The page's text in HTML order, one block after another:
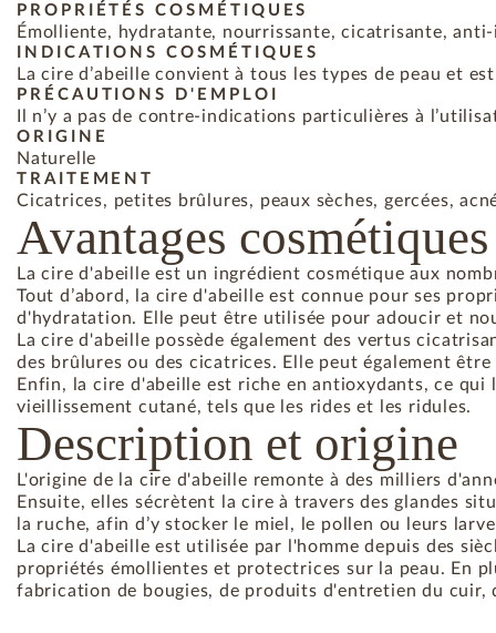
PROPRIÉTÉS COSMÉTIQUES
Émolliente, hydratante, nourrissante, cicatrisante,
INDICATIONS COSMÉTIQUES
La cire d’abeille convient à tous les types de peau et
PRÉCAUTIONS D'EMPLOI
Il n’y a pas de contre-indications particulières à
ORIGINE
Naturelle
TRAITEMENT
Cicatrices, petites brûlures, peaux sèches, gercées,
Avantages cosmétiques
La cire d'abeille est un ingrédient cosmétique aux
Tout d’abord, la cire d'abeille est connue pour ses
d'hydratation. Elle peut être utilisée pour adoucir et
La cire d'abeille possède également des vertus
des brûlures ou des cicatrices. Elle peut également
Enfin, la cire d'abeille est riche en antioxydants, ce
vieillissement cutané, tels que les rides et les ridules.
Description et origine
L'origine de la cire d'abeille remonte à des milliers
Ensuite, elles sécrètent la cire à travers des glandes
la ruche, afin d’y stocker le miel, le pollen ou leurs
La cire d'abeille est utilisée par l'homme depuis des
propriétés émollientes et protectrices sur la peau. En
fabrication de bougies, de produits d'entretien du cuir,